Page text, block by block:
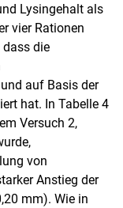
Lysingehalt als
vier Rationen
die
auf Basis der
hat. In Tabelle 4
Versuch 2,
von
Anstieg der
mm). Wie in